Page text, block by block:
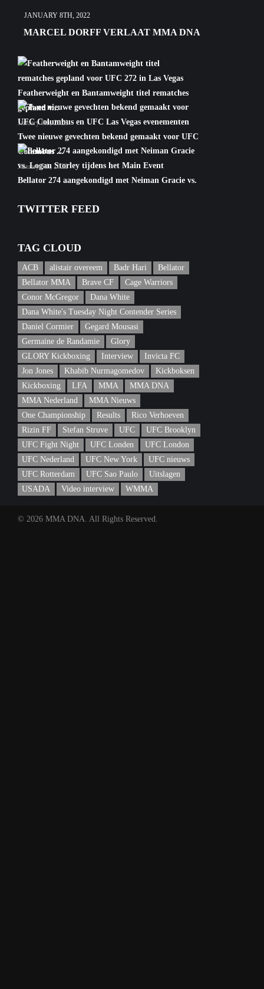
JANUARY 8TH, 2022
MARCEL DORFF VERLAAT MMA DNA
Featherweight en Bantamweight titel rematches
gepland v...
January 6th, 2022
Twee nieuwe gevechten bekend gemaakt voor UFC
Columbus ...
January 5th, 2022
Bellator 274 aangekondigd met Neiman Gracie vs.
January 5th, 2022
TWITTER FEED
TAG CLOUD
ACB alistair overeem Badr Hari
Bellator
Bellator MMA
Brave CF
Cage Warriors
Conor McGregor
Dana White
Dana White's Tuesday Night Contender Series
Daniel Cormier
Gegard Mousasi
Germaine de Randamie
Glory
GLORY Kickboxing
Interview
Invicta FC
Jon Jones
Khabib Nurmagomedov
Kickboksen
Kickboxing
LFA MMA
MMA DNA
MMA Nederland
MMA Nieuws
One Championship
Results
Rico Verhoeven
Rizin FF
Stefan Struve UFC
UFC Brooklyn
UFC Fight Night
UFC Londen
UFC London
UFC Nederland
UFC New York
UFC nieuws
UFC Rotterdam
UFC Sao Paulo
Uitslagen
USADA
Video interview WMMA
© 2026 MMA DNA. All Rights Reserved.